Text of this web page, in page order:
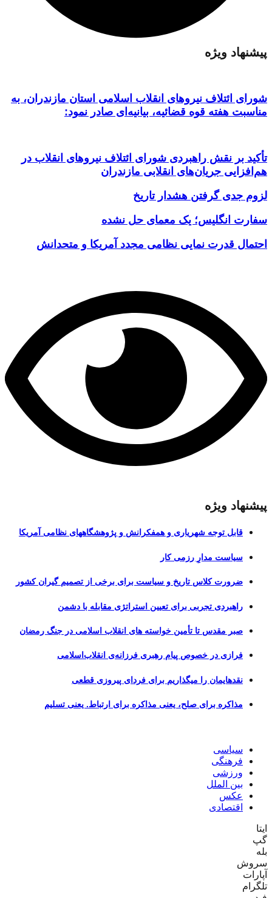
پیشنهاد ویژه
شورای ائتلاف نیروهای انقلاب اسلامی استان مازندران، به
مناسبت هفته قوه قضائیه، بیانیه‌ای صادر نمود:
تأکید بر نقش راهبردی شورای ائتلاف نیروهای انقلاب در
هم‌افزایی جریان‌های انقلابی مازندران
لزوم جدی گرفتن هشدار تاریخ
سفارت انگلیس؛ یک معمای حل نشده
احتمال قدرت نمایی نظامی مجدد آمریکا و متحدانش
پیشنهاد ویژه
قابل توجه شهریاری و همفکرانش و پژوهشگاههای نظامی آمریکا
سیاست مدارِ رزمی کار
ضرورت کلاس تاریخ و سیاست برای برخی از تصمیم گیران کشور
راهبردی تجربی برای تعیین استراتژی مقابله با دشمن
صبر مقدس تا تأمین خواسته های انقلاب اسلامی در جنگ رمضان
فرازی در خصوص پیام رهبری فرزانه‌ی انقلاب‌اسلامی
نقدهایمان را میگذاریم برای فردای پیروزی قطعی
مذاکره برای صلح، یعنی مذاکره برای ارتباط. یعنی تسلیم
سیاسی
فرهنگی
ورزشی
بین الملل
عکس
اقتصادی
ایتا
گپ
بله
سروش
آپارات
تلگرام